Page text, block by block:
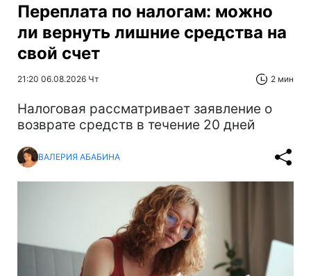
Переплата по налогам: можно
ли вернуть лишние средства на
свой счет
21:20 06.08.2026 Чт 2 мин
Налоговая рассматривает заявление о
возврате средств в течение 20 дней
ВАЛЕРИЯ АБАБИНА